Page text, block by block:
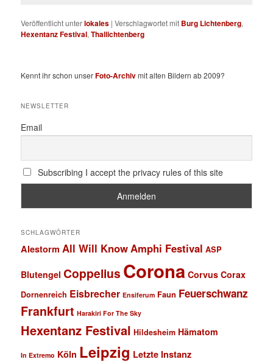
Veröffentlicht unterlokales |Verschlagwortet mit Burg Lichtenberg,
Hexentanz Festival,Thallichtenberg
Kennt ihr schon unserFoto-Archivmit alten Bildern ab 2009?
NEWSLETTER
Email
Subscribing I accept the privacy rules of this site
SCHLAGWÖRTER
Alestorm All Will KnowAmphi Festival ASP
Blutengel Coppelius Corona Corvus Corax
Dornenreich Eisbrecher Ensiferum Faun Feuerschwanz
Frankfurt Harakiri For The Sky
Hexentanz Festival Hildesheim Hämatom
In Extremo Köln Leipzig Letzte Instanz